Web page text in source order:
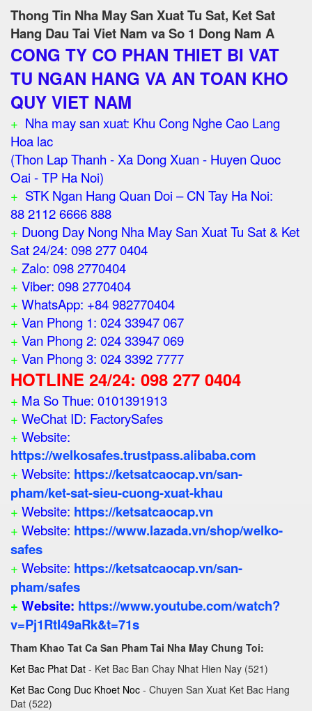
Thong Tin Nha May San Xuat Tu Sat, Ket Sat
Hang Dau Tai Viet Nam va So 1 Dong Nam A
CONG TY CO PHAN THIET BI VAT
TU NGAN HANG VA AN TOAN KHO
QUY VIET NAM
+ Nha may san xuat: Khu Cong Nghe Cao Lang
Hoa lac
(Thon Lap Thanh - Xa Dong Xuan - Huyen Quoc
Oai - TP Ha Noi)
+ STK Ngan Hang Quan Doi – CN Tay Ha Noi:
88 2112 6666 888
+ Duong Day Nong Nha May San Xuat Tu Sat & Ket
Sat 24/24: 098 277 0404
+ Zalo: 098 2770404
+ Viber: 098 2770404
+ WhatsApp: +84 982770404
+ Van Phong 1: 024 33947 067
+ Van Phong 2: 024 33947 069
+ Van Phong 3: 024 3392 7777
HOTLINE 24/24: 098 277 0404
+ Ma So Thue: 0101391913
+ WeChat ID: FactorySafes
+ Website:
https://welkosafes.trustpass.alibaba.com
+ Website: https://ketsatcaocap.vn/san-
pham/ket-sat-sieu-cuong-xuat-khau
+ Website: https://ketsatcaocap.vn
+ Website: https://www.lazada.vn/shop/welko-
safes
+ Website: https://ketsatcaocap.vn/san-
pham/safes
+ Website: https://www.youtube.com/watch?
v=Pj1RtI49aRk&t=71s
Tham Khao Tat Ca San Pham Tai Nha May Chung Toi:
Ket Bac Phat Dat - Ket Bac Ban Chay Nhat Hien Nay (521)
Ket Bac Cong Duc Khoet Noc - Chuyen San Xuat Ket Bac Hang
Dat (522)